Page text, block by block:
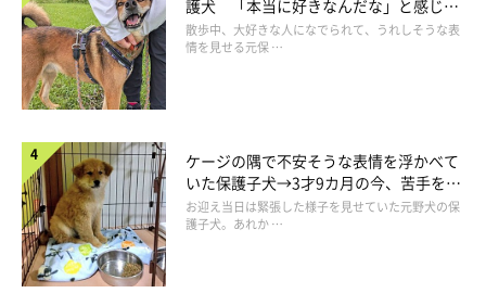
「当初、私と母は違うコが気になっていましたが、そのコはほか
のおうちに行くことに。別のコを選ぼうとしたときに、1番おと
なしいコが父の指をなめたんです。
父は昔飼っていた雑種犬によくなめられていたらしく、昔を思い
出してチョコを飼いたくなったそうです。『このコがいい』とい
う父の希望もあり、チョコをお迎えすることになりました。
今となっては、保護施設に行くと決まった時点でチョコとの縁が
護犬 「本当に好きなんだな」と感じる
表情にほっこり
散歩中、大好きな人になでられて、うれしそうな表
情を見せる元保 …
ケージの隅で不安そうな表情を浮かべて
いた保護子犬→3才9カ月の今、苦手を克
服し頼もしいコに成長！
お迎え当日は緊張した様子を見せていた元野犬の保
護子犬。あれか …